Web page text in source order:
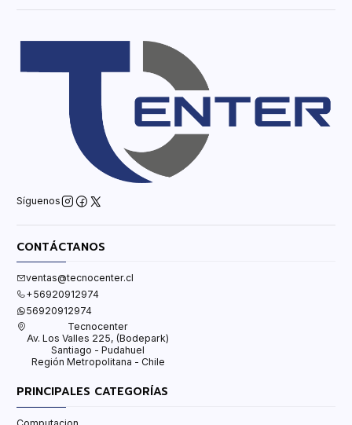
Síguenos
CONTÁCTANOS
ventas@tecnocenter.cl
+56920912974
56920912974
Tecnocenter
Av. Los Valles 225, (Bodepark)
Santiago - Pudahuel
Región Metropolitana - Chile
PRINCIPALES CATEGORÍAS